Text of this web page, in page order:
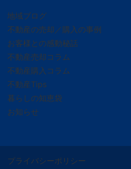
地域ブログ
不動産の売却／購入の事例
お客様との感動秘話
不動産売却コラム
不動産購入コラム
不動産Tips
暮らしの知恵袋
お知らせ
プライバシーポリシー